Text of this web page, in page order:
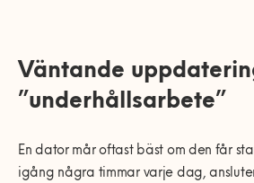
Väntande
”underhållsarbete”
En dator mår oftast bäst om den får
igång några timmar varje dag,